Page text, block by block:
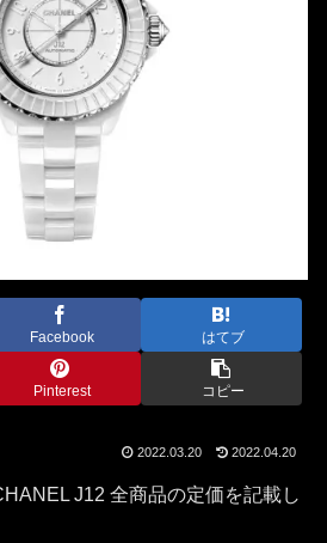
Facebook はてブ
Pinterest コピー
2022.03.20 2022.04.20
J12 全商品の定価を記載し